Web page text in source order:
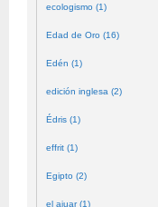
ecologismo (1)
Edad de Oro (16)
Edén (1)
edición inglesa (2)
Édris (1)
effrit (1)
Egipto (2)
el ajuar (1)